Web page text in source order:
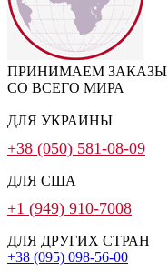
ПРИНИМАЕМ ЗАКАЗЫ
СО ВСЕГО МИРА
ДЛЯ УКРАИНЫ
+38 (050) 581-08-09
ДЛЯ США
+1 (949) 910-7008
ДЛЯ ДРУГИХ СТРАН
+38 (095) 098-56-00